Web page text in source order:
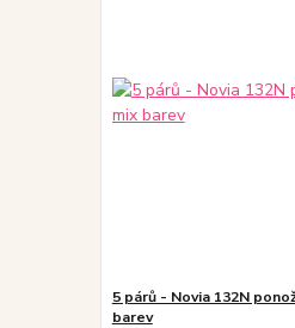
5 párů - Novia 132N
barev